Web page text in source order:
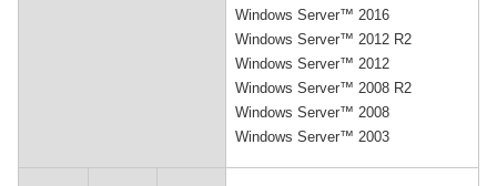
Windows Server™ 2016
Windows Server™ 2012 R2
Windows Server™ 2012
Windows Server™ 2008 R2
Windows Server™ 2008
Windows Server™ 2003